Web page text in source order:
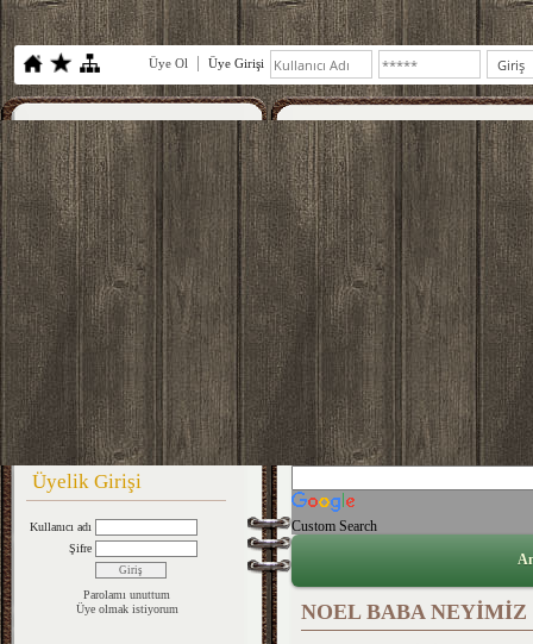
Üye Ol Üye Girişi
Üyelik Girişi
Kullanıcı adı
Şifre
Parolamı unuttum
Üye olmak istiyorum
Custom Search
NOEL BABA